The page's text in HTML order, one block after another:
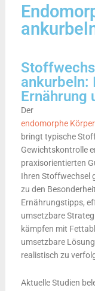
ankurbeln:
Ernährung
Der
endomorphe
bringt typische
Gewichtskontrolle
praxisorientierten
Ihren Stoffwechsel
zu den
Ernährungstipps,
umsetzbare
kämpfen mit
umsetzbare
realistisch zu
Aktuelle Studien